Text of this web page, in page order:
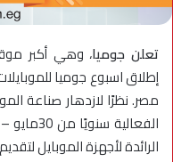
تعلن جوميا، وهي أكبر
إطلاق اسبوع جوميا
مصر. نظرًا لازدهار صناعة
الرائدة لأجهزة الموبايل